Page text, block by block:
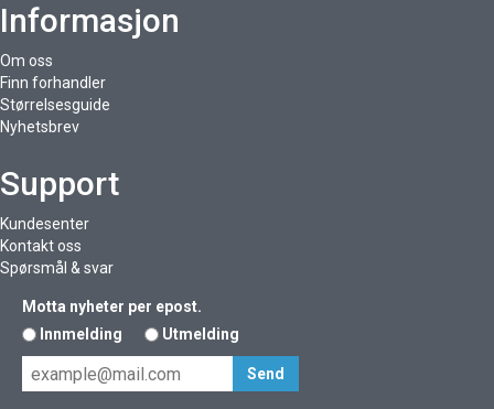
Informasjon
Om oss
Finn forhandler
Størrelsesguide
Nyhetsbrev
Support
Kundesenter
Kontakt oss
Spørsmål & svar
Motta nyheter per epost.
Innmelding
Utmelding